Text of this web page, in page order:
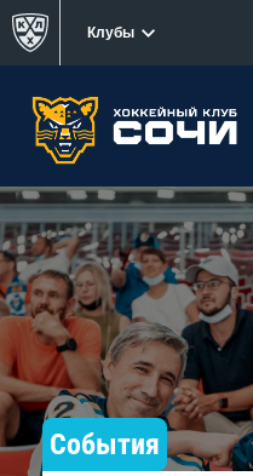
Клубы
События